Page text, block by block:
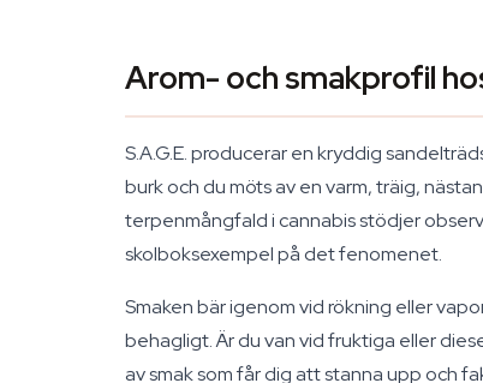
Arom- och smakprofil
S.A.G.E. producerar en kryddig
burk och du möts av en varm, träig,
terpenmångfald i cannabis stödjer
skolboksexempel på det fenomenet.
Smaken bär igenom vid rökning eller
behagligt. Är du van vid fruktiga eller
av smak som får dig att stanna upp och